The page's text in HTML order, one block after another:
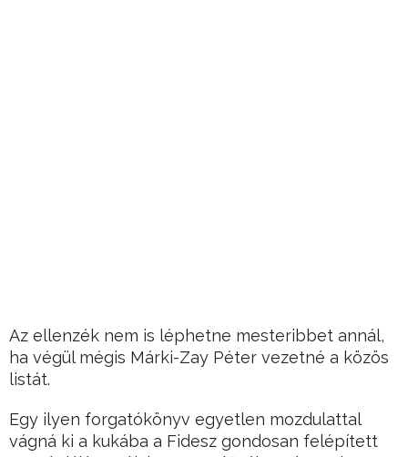
Az ellenzék nem is léphetne mesteribbet annál,
ha végül mégis Márki-Zay Péter vezetné a közös
listát.
Egy ilyen forgatókönyv egyetlen mozdulattal
vágná ki a kukába a Fidesz gondosan felépített